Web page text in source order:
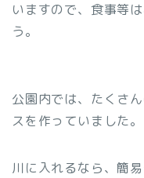
いますので、食事等
う。
公園内では、たくさ
スを作っていました。
川に入れるなら、簡